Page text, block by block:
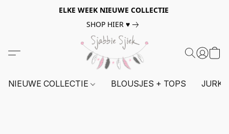
ELKE WEEK NIEUWE COLLECTIE
SHOP HIER ♥
NIEUWE COLLECTIE BLOUSJES + TOPS